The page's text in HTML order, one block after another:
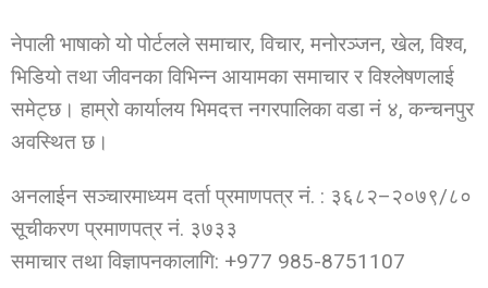
नेपाली भाषाको यो पोर्टलले समाचार, विचार, मनोरञ्जन, खेल, विश्व,
भिडियो तथा जीवनका विभिन्न आयामका समाचार र विश्लेषणलाई
समेट्छ। हाम्रो कार्यालय भिमदत्त नगरपालिका वडा नं ४, कन्चनपुर
अवस्थित छ।
अनलाईन सञ्चारमाध्यम दर्ता प्रमाणपत्र नं. : ३६८२–२०७९/८०
सूचीकरण प्रमाणपत्र नं. ३७३३
समाचार तथा विज्ञापनकालागि: +977 985-8751107